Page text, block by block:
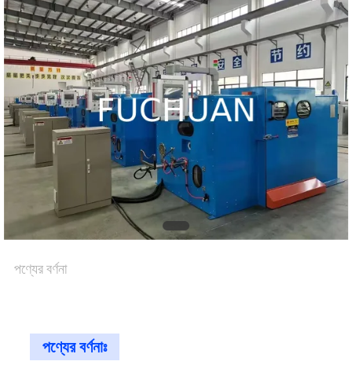
পরিদর্শন
গুণমান
নিয়ন্ত্রণ
আমাদের
যোগাযোগ
পণ্যের বর্ণনা
পণ্যের বর্ণনাঃ